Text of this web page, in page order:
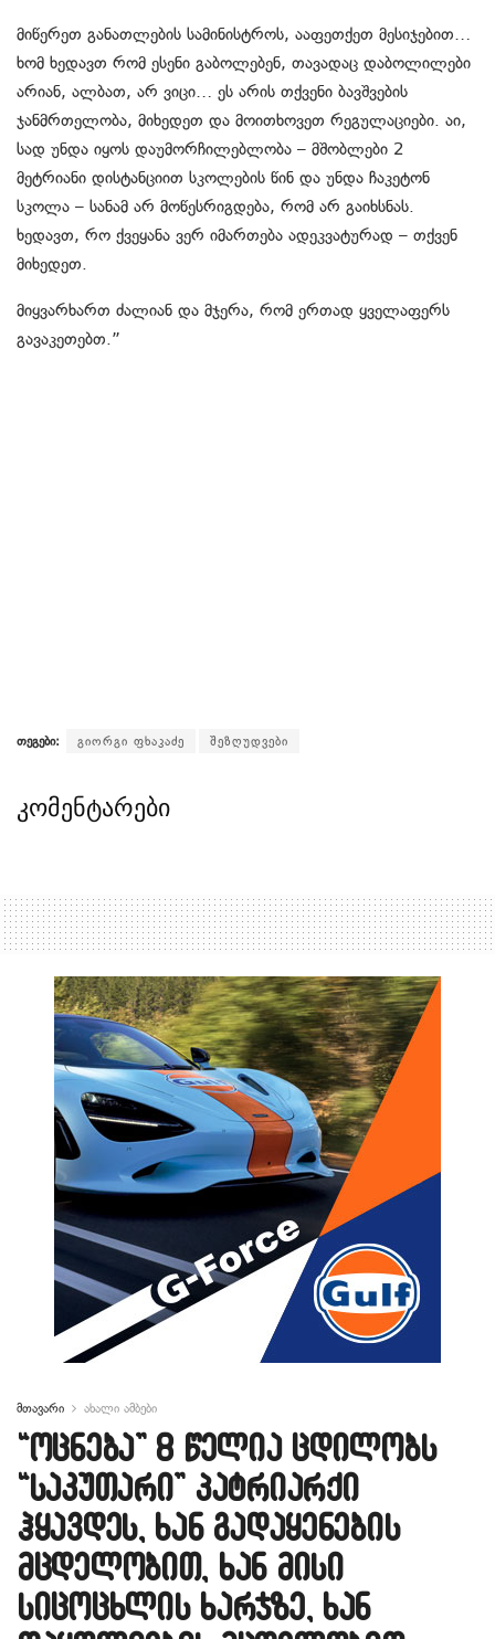
მიწერეთ განათლების სამინისტროს, ააფეთქეთ მესიჯებით…
ხომ ხედავთ რომ ესენი გაბოლებენ, თავადაც დაბოლილები
არიან, ალბათ, არ ვიცი… ეს არის თქვენი ბავშვების
ჯანმრთელობა, მიხედეთ და მოითხოვეთ რეგულაციები. აი,
სად უნდა იყოს დაუმორჩილებლობა – მშობლები 2
მეტრიანი დისტანციით სკოლების წინ და უნდა ჩაკეტონ
სკოლა – სანამ არ მოწესრიგდება, რომ არ გაიხსნას.
ხედავთ, რო ქვეყანა ვერ იმართება ადეკვატურად – თქვენ
მიხედეთ.
მიყვარხართ ძალიან და მჯერა, რომ ერთად ყველაფერს
გავაკეთებთ.”
თეგები: გიორგი ფხაკაძე შეზღუდვები
კომენტარები
მთავარი ახალი ამბები
“ოცნება” 8 წელია ცდილობს
“საკუთარი” პატრიარქი
ჰყავდეს, ხან გადაყენების
მცდელობით, ხან მისი
სიცოცხლის ხარჯზე, ხან